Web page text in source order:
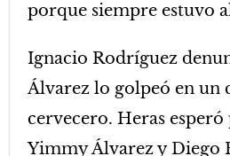
porque siempre estuvo
Ignacio Rodríguez
Álvarez lo golpeó en un
cervecero. Heras
Yimmy Álvarez y Diego